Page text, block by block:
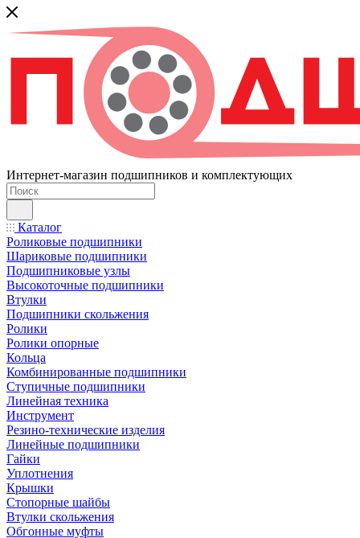
Интернет-магазин подшипников и комплектующих
Каталог
Роликовые подшипники
Шариковые подшипники
Подшипниковые узлы
Высокоточные подшипники
Втулки
Подшипники скольжения
Ролики
Ролики опорные
Кольца
Комбинированные подшипники
Ступичные подшипники
Линейная техника
Инструмент
Резино-технические изделия
Линейные подшипники
Гайки
Уплотнения
Крышки
Стопорные шайбы
Втулки скольжения
Обгонные муфты